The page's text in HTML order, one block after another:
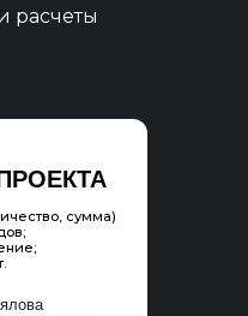
расчеты
сумма)